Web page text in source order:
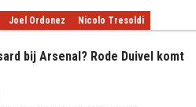
Joel Ordonez Nicolo Tresoldi
bij Arsenal? Rode Duivel komt